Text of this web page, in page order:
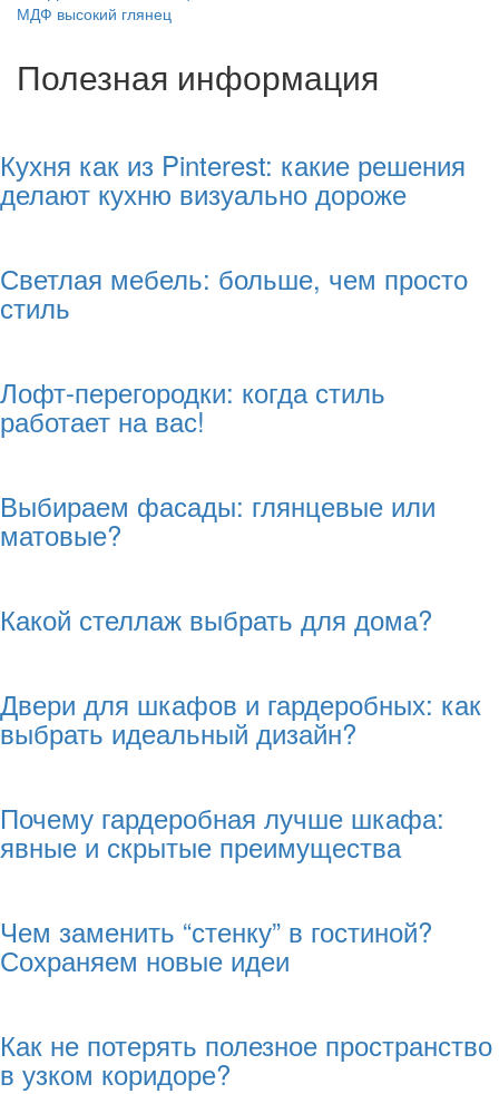
МДФ высокий глянец
Полезная информация
Кухня как из Pinterest: какие решения
делают кухню визуально дороже
Светлая мебель: больше, чем просто
стиль
Лофт-перегородки: когда стиль
работает на вас!
Выбираем фасады: глянцевые или
матовые?
Какой стеллаж выбрать для дома?
Двери для шкафов и гардеробных: как
выбрать идеальный дизайн?
Почему гардеробная лучше шкафа:
явные и скрытые преимущества
Чем заменить “стенку” в гостиной?
Сохраняем новые идеи
Как не потерять полезное пространство
в узком коридоре?